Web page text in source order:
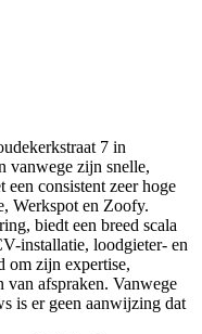
7 in
vanwege zijn snelle,
consistent zeer hoge
Werkspot en Zoofy.
biedt een breed scala
installatie, loodgieter- en
om zijn expertise,
van afspraken. Vanwege
is er geen aanwijzing dat